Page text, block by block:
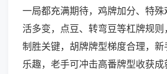
一局都充满期待，鸡牌加分、特殊
活多变，点豆、转弯豆等杠牌规
制胜关键，胡牌牌型梯度合理，
乐趣，老手可冲击高番牌型收获